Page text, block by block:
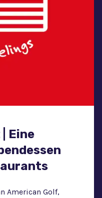
Eine
American Golf,